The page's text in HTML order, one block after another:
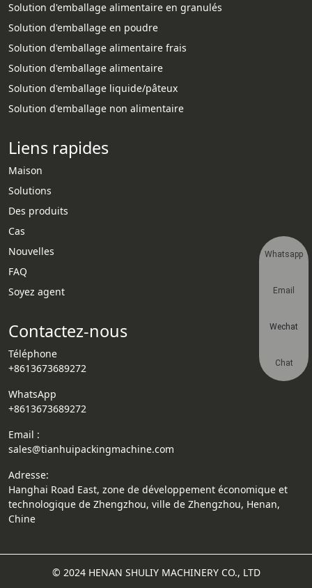
Solution d'emballage alimentaire en granulés
Solution d'emballage en poudre
Solution d'emballage alimentaire frais
Solution d'emballage alimentaire
Solution d'emballage liquide/pâteux
Solution d'emballage non alimentaire
Liens rapides
Maison
Solutions
Des produits
Cas
Nouvelles
FAQ
Soyez agent
Contactez-nous
Téléphone
+8613673689272
WhatsApp
+8613673689272
Email :
sales@tianhuipackingmachine.com
Adresse:
Hanghai Road East, zone de développement économique et
technologique de Zhengzhou, ville de Zhengzhou, Henan,
Chine
© 2024 HENAN SHULIY MACHINERY CO., LTD
Whatsapp
Email
Wechat
Chat